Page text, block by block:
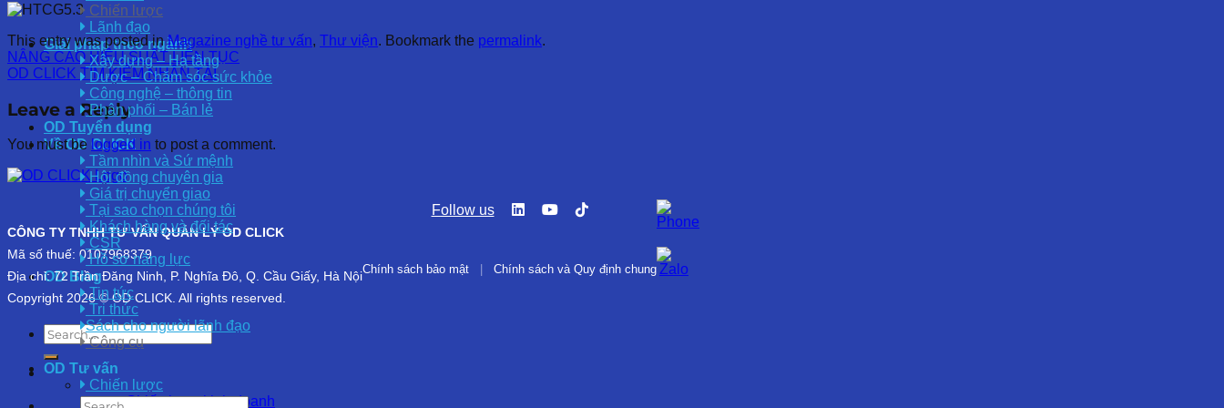
Chiến lược
Lãnh đạo
Giải pháp theo ngành
Xây dựng – Hạ tầng
Dược – Chăm sóc sức khỏe
Công nghệ – thông tin
Phân phối – Bán lẻ
OD Tuyển dụng
Về OD CLICK
Tầm nhìn và Sứ mệnh
Hội đồng chuyên gia
Giá trị chuyển giao
Tại sao chọn chúng tôi
Khách hàng và đối tác
CSR
Hồ sơ năng lực
OD Blog
Tin tức
Tri thức
Sách cho người lãnh đạo
Công cụ
This entry was posted inMagazine nghề tư vấn, Thư viện. Bookmark the permalink.
NÂNG CAO HIỆU SUẤT LIÊN TỤC
OD CLICK TÌM KIẾM NHÂN TÀI
Leave a Reply
You must be logged in to post a comment.
CÔNG TY TNHH TƯ VẤN QUẢN LÝ OD CLICK
Mã số thuế: 0107968379
Địa chỉ: 72 Trần Đăng Ninh, P. Nghĩa Đô, Q. Cầu Giấy, Hà Nội
Copyright 2026 © OD CLICK. All rights reserved.
Follow us
Chính sách bảo mật Chính sách và Quy định chung
OD Tư vấn
Chiến lược
Chiến lược kinh doanh